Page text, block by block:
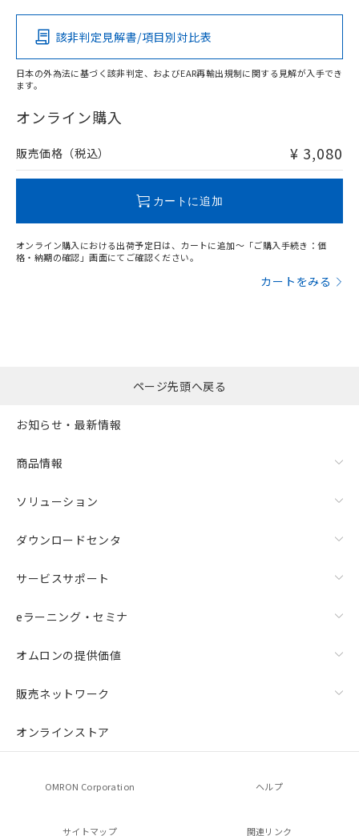
O
在庫等で未対応品が混在する可能性があります。
問い合わせください。
該非判定見解書/項目別対比表
日本の外為法に基づく該非判定、およびEAR再輸出規制に関する見解が入手でき
ます。
オンライン購入
販売価格（税込） ¥ 3,080
カートに追加
オンライン購入における出荷予定日は、カートに追加～「ご購入手続き：価
格・納期の確認」画面にてご確認ください。
カートをみる
ページ先頭へ戻る
お知らせ・最新情報
商品情報
ソリューション
ダウンロードセンタ
サービスサポート
eラーニング・セミナ
オムロンの提供価値
販売ネットワーク
オンラインストア
OMRON Corporation ヘルプ
サイトマップ 関連リンク